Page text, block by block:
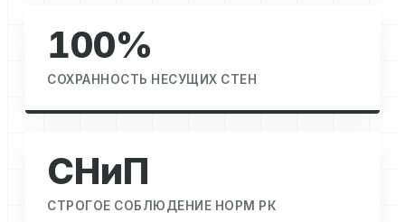
100%
СОХРАННОСТЬ НЕСУЩИХ СТЕН
СНиП
СТРОГОЕ СОБЛЮДЕНИЕ НОРМ РК